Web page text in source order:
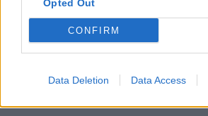
Opted Out
CONFIRM
Data Deletion Data Access